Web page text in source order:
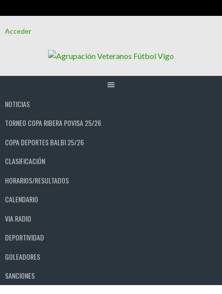
alAcceder
NOTICIAS
TORNEO COPA RIBERA POVISA 25/26
COPA DEPORTES BALBI 25/26
CLASIFICACIÓN
HORARIOS/RESULTADOS
CALENDARIO
VIA RADIO
DEPORTIVIDAD
GOLEADORES
SANCIONES